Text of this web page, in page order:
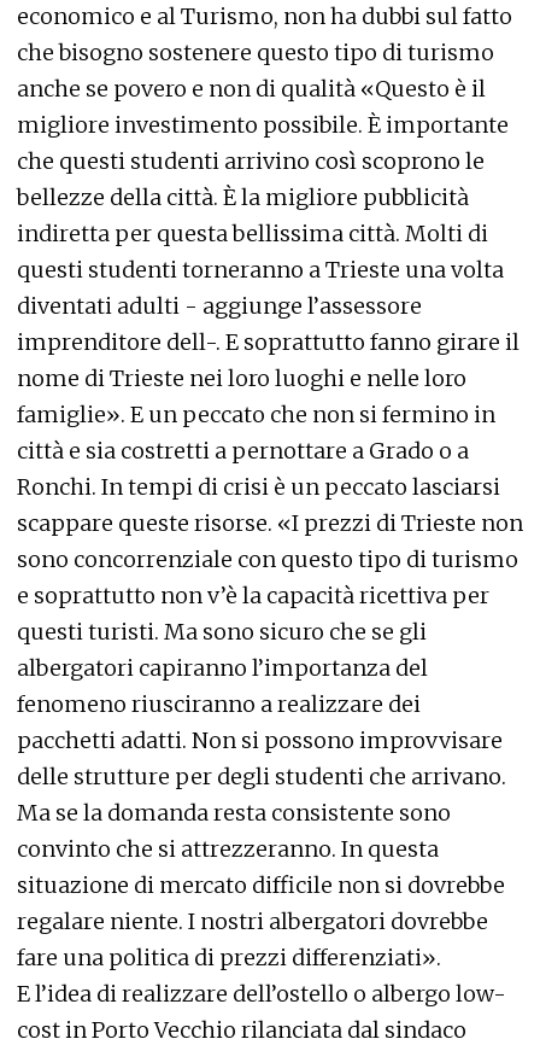
economico e al Turismo, non ha dubbi sul fatto
che bisogno sostenere questo tipo di turismo
anche se povero e non di qualità «Questo è il
migliore investimento possibile. È importante
che questi studenti arrivino così scoprono le
bellezze della città. È la migliore pubblicità
indiretta per questa bellissima città. Molti di
questi studenti torneranno a Trieste una volta
diventati adulti - aggiunge l’assessore
imprenditore dell-. E soprattutto fanno girare il
nome di Trieste nei loro luoghi e nelle loro
famiglie». E un peccato che non si fermino in
città e sia costretti a pernottare a Grado o a
Ronchi. In tempi di crisi è un peccato lasciarsi
scappare queste risorse. «I prezzi di Trieste non
sono concorrenziale con questo tipo di turismo
e soprattutto non v’è la capacità ricettiva per
questi turisti. Ma sono sicuro che se gli
albergatori capiranno l’importanza del
fenomeno riusciranno a realizzare dei
pacchetti adatti. Non si possono improvvisare
delle strutture per degli studenti che arrivano.
Ma se la domanda resta consistente sono
convinto che si attrezzeranno. In questa
situazione di mercato difficile non si dovrebbe
regalare niente. I nostri albergatori dovrebbe
fare una politica di prezzi differenziati».
E l’idea di realizzare dell’ostello o albergo low-
cost in Porto Vecchio rilanciata dal sindaco